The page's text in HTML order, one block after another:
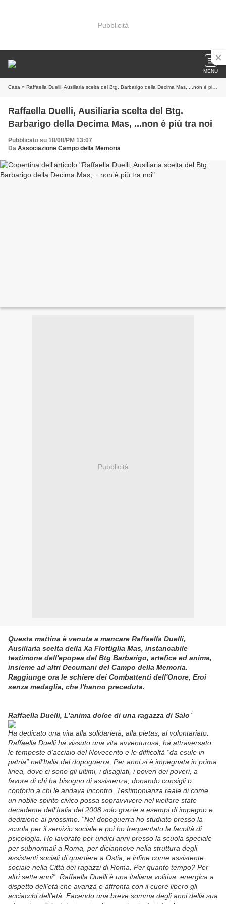
Pubblicità
MENU
Casa » Raffaella Duelli, Ausiliaria scelta del Btg. Barbarigo della Decima Mas, ...non è più tra noi
Raffaella Duelli, Ausiliaria scelta del Btg.
Barbarigo della Decima Mas, ...non è più tra noi
Pubblicato su 18/08/PM 13:07
Da Associazione Campo della Memoria
Pubblicità
Questa mattina è venuta a mancare Raffaella Duelli,
Ausiliaria scelta della Xa Flottiglia Mas, instancabile
testimone dell'epopea del Btg Barbarigo, artefice ed anima,
insieme ad altri Decumani del Campo della Memoria.
Raggiunge ora le schiere dei Combattenti dell'Onore, Eroi
senza medaglia, che l'hanno preceduta.
Raffaella Duelli, L’anima dolce di una ragazza di Salo`
Ha dedicato una vita alla solidarietà, alla pietas, al volontariato.
Raffaella Duelli ha vissuto una vita avventurosa, ha attraversato
le tempeste d’acciaio del Novecento e le difficoltà “da esule in
patria” nell’Italia del dopoguerra. Per anni si è impegnata in prima
linea, dove ci sono gli ultimi, i disagiati, i poveri dei poveri, a
favore di chi ha bisogno di assistenza, donando consigli o
conforto a chi le andava incontro. Testimonianza reale di come
un nobile spirito civico possa sopravvivere nel welfare state
decadente dell’Italia del 2008 solo grazie a esempi di impegno e
dedizione al prossimo. “Nel dopoguerra ho studiato presso la
scuola per il servizio sociale e poi ho frequentato la facoltà di
psicologia. Ho lavorato per undici anni presso la scuola speciale
per subnormali a Roma, per diciannove nella struttura degli
assistenti sociali di quartiere a Ostia, e infine come assistente
sociale nella Città dei ragazzi di Roma. Per quanto tempo? Per
altri sette anni”. Raffaella Duelli è una italiana volitiva, energica a
dispetto dell’età che avanza e affronta con il cuore libero gli
acciacchi dell’età. Facendo una breve somma degli anni della sua